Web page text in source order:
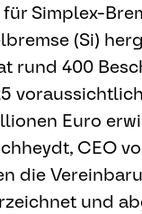
Simplex-
(Si)
rund 400
Euro
CEO
die
und